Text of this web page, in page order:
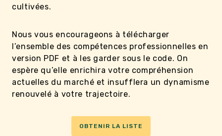
cultivées.
Nous vous encourageons à télécharger
l’ensemble des compétences professionnelles en
version PDF et à les garder sous le code. On
espère qu’elle enrichira votre compréhension
actuelles du marché et insufflera un dynamisme
renouvelé à votre trajectoire.
OBTENIR LA LISTE